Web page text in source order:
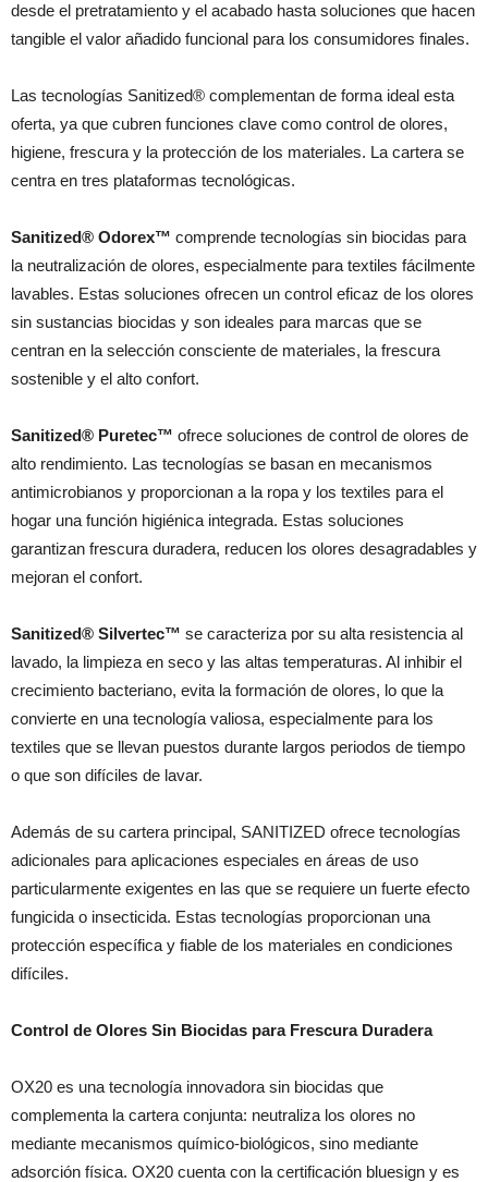
desde el pretratamiento y el acabado hasta soluciones que hacen
tangible el valor añadido funcional para los consumidores finales.
Las tecnologías Sanitized® complementan de forma ideal esta
oferta, ya que cubren funciones clave como control de olores,
higiene, frescura y la protección de los materiales. La cartera se
centra en tres plataformas tecnológicas.
Sanitized® Odorex™ comprende tecnologías sin biocidas para
la neutralización de olores, especialmente para textiles fácilmente
lavables. Estas soluciones ofrecen un control eficaz de los olores
sin sustancias biocidas y son ideales para marcas que se
centran en la selección consciente de materiales, la frescura
sostenible y el alto confort.
Sanitized® Puretec™ ofrece soluciones de control de olores de
alto rendimiento. Las tecnologías se basan en mecanismos
antimicrobianos y proporcionan a la ropa y los textiles para el
hogar una función higiénica integrada. Estas soluciones
garantizan frescura duradera, reducen los olores desagradables y
mejoran el confort.
Sanitized® Silvertec™ se caracteriza por su alta resistencia al
lavado, la limpieza en seco y las altas temperaturas. Al inhibir el
crecimiento bacteriano, evita la formación de olores, lo que la
convierte en una tecnología valiosa, especialmente para los
textiles que se llevan puestos durante largos periodos de tiempo
o que son difíciles de lavar.
Además de su cartera principal, SANITIZED ofrece tecnologías
adicionales para aplicaciones especiales en áreas de uso
particularmente exigentes en las que se requiere un fuerte efecto
fungicida o insecticida. Estas tecnologías proporcionan una
protección específica y fiable de los materiales en condiciones
difíciles.
Control de Olores Sin Biocidas para Frescura Duradera
OX20 es una tecnología innovadora sin biocidas que
complementa la cartera conjunta: neutraliza los olores no
mediante mecanismos químico-biológicos, sino mediante
adsorción física. OX20 cuenta con la certificación bluesign y es